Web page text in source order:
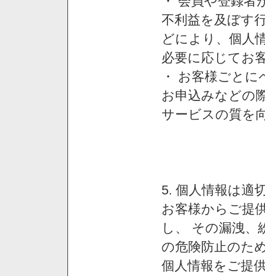
不利益を及ぼす
どにより、個人
必要に応じてお
・ お客様ごと
お申込みなどの
サービスの質を
5. 個人情報は適
お客様からご提
し、 その漏洩、
の危険防止のた
個人情報をご提